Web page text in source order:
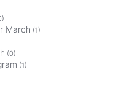
March (1)
(0)
(1)